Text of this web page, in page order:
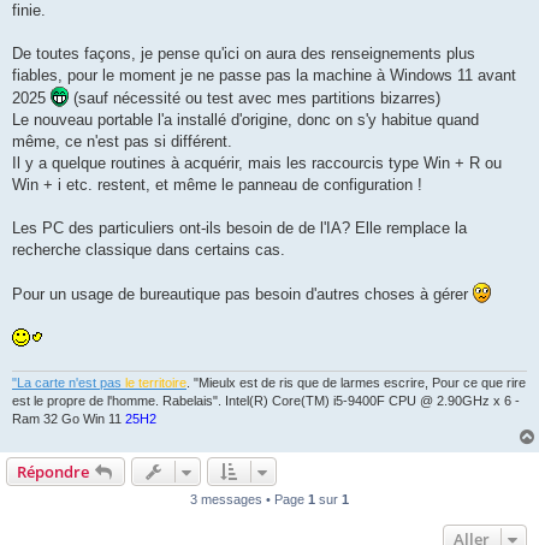
finie.
De toutes façons, je pense qu'ici on aura des renseignements plus
fiables, pour le moment je ne passe pas la machine à Windows 11 avant
2025
(sauf nécessité ou test avec mes partitions bizarres)
Le nouveau portable l'a installé d'origine, donc on s'y habitue quand
même, ce n'est pas si différent.
Il y a quelque routines à acquérir, mais les raccourcis type Win + R ou
Win + i etc. restent, et même le panneau de configuration !
Les PC des particuliers ont-ils besoin de de l'IA? Elle remplace la
recherche classique dans certains cas.
Pour un usage de bureautique pas besoin d'autres choses à gérer
"La carte n'est pas le territoire . "Mieulx est de ris que de larmes escrire, Pour ce que rire
est le propre de l'homme. Rabelais". Intel(R) Core(TM) i5-9400F CPU @ 2.90GHz x 6 -
Ram 32 Go Win 11 25H2
Répondre
3 messages • Page 1 sur 1
Aller